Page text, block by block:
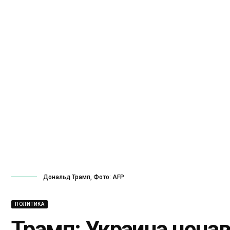
Дональд Трамп, Фото: AFP
ПОЛИТИКА